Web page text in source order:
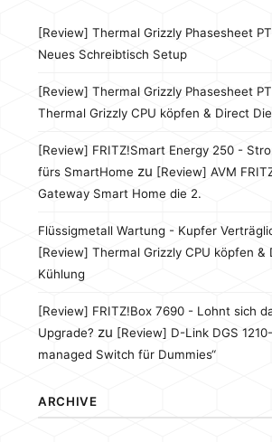
[Review] Thermal Grizzly Phasesheet
Neues Schreibtisch Setup
[Review] Thermal Grizzly Phasesheet
Thermal Grizzly CPU köpfen & Direct
[Review] FRITZ!Smart Energy 250 -
fürs SmartHome zu [Review] AVM
Gateway Smart Home die 2.
Flüssigmetall Wartung - Kupfer
[Review] Thermal Grizzly CPU köpfen &
Kühlung
[Review] FRITZ!Box 7690 - Lohnt sich
Upgrade? zu [Review] D-Link DGS
managed Switch für Dummies“
ARCHIVE